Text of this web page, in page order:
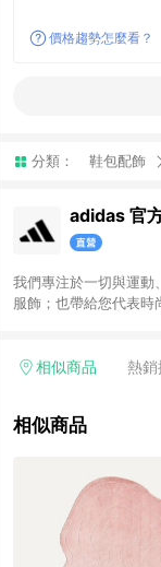
價格趨勢怎麼看？
分類： 鞋包配飾
adidas 官
我們專注於一切與運動
服飾；也帶給您代表
指定商品，恕不參與
相似商品 熱
相似商品